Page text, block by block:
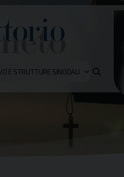
E STRUTTURE SINODALI